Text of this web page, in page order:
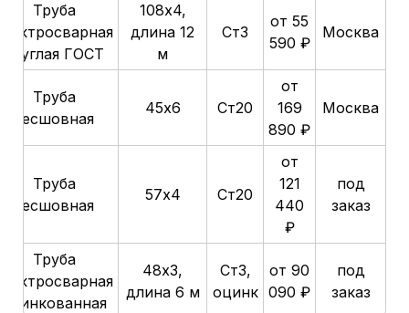
Труба
круглая ГОСТ
108х4,
длина 12
м
Ст3
от 55
590 ₽
Москва
Труба
бесшовная
45х6 Ст20
от
169
890 ₽
Москва
Труба
бесшовная
57х4 Ст20
от
121
440
₽
под
заказ
Труба
оцинкованная
48х3,
длина 6 м
Ст3,
оцинк
от 90
090 ₽
под
заказ